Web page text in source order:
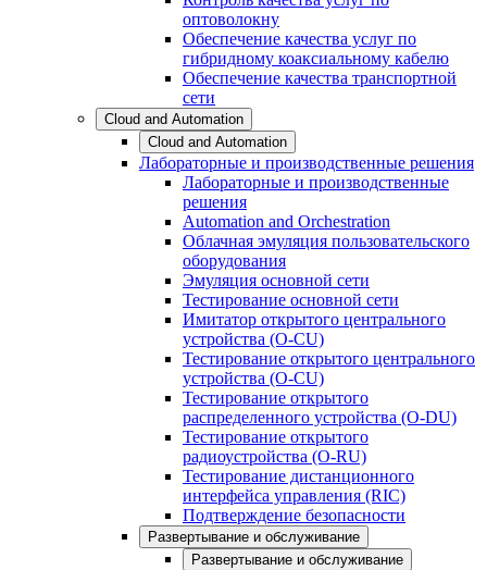
оптоволокну
Обеспечение качества услуг по
гибридному коаксиальному кабелю
Обеспечение качества транспортной
сети
Cloud and Automation
Cloud and Automation
Лабораторные и производственные решения
Лабораторные и производственные
решения
Automation and Orchestration
Облачная эмуляция пользовательского
оборудования
Эмуляция основной сети
Тестирование основной сети
Имитатор открытого центрального
устройства (O-CU)
Тестирование открытого центрального
устройства (O-CU)
Тестирование открытого
распределенного устройства (O-DU)
Тестирование открытого
радиоустройства (O-RU)
Тестирование дистанционного
интерфейса управления (RIC)
Подтверждение безопасности
Развертывание и обслуживание
Развертывание и обслуживание